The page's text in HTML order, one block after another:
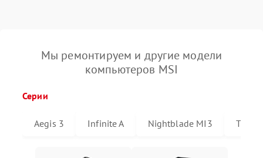
Мы ремонтируем и другие модели
компьютеров MSI
Серии
Aegis 3 Infinite A Nightblade MI3